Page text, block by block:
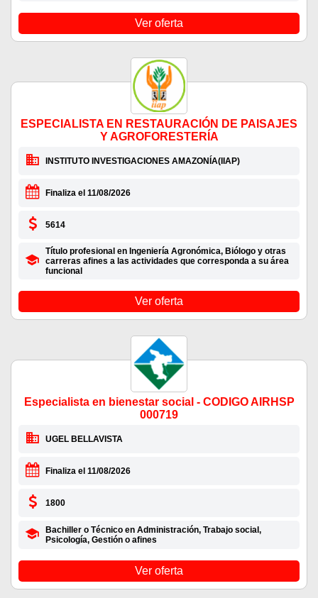
Ver oferta
ESPECIALISTA EN RESTAURACIÓN DE PAISAJES
Y AGROFORESTERÍA
INSTITUTO INVESTIGACIONES AMAZONÍA(IIAP)
Finaliza el 11/08/2026
5614
Título profesional en Ingeniería Agronómica, Biólogo y otras
carreras afines a las actividades que corresponda a su área
funcional
Ver oferta
Especialista en bienestar social - CODIGO AIRHSP
000719
UGEL BELLAVISTA
Finaliza el 11/08/2026
1800
Bachiller o Técnico en Administración, Trabajo social,
Psicología, Gestión o afines
Ver oferta